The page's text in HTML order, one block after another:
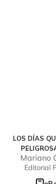
LOS DÍAS
Mariano
Editorial